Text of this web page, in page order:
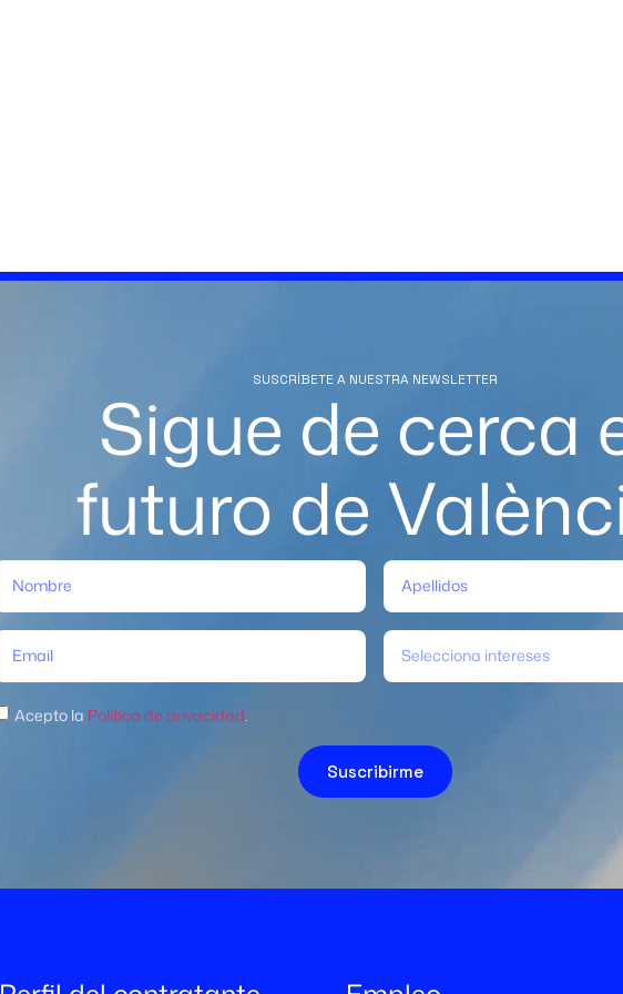
SUSCRÍBETE A NUESTRA NEWSLETTER
Sigue de cerca
futuro de
Selecciona intereses
Acepto la Política de privacidad
Suscribirme